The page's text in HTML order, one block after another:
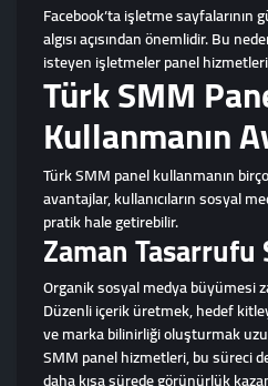
Facebook’ta işletme
algısı açısından önemlidir. Bu
isteyen işletmeler panel
Türk SMM
Kullanmanın
Türk SMM panel kullanmanın
avantajlar, kullanıcıların sosyal
pratik hale getirebilir.
Zaman Tasarrufu
Organik sosyal medya büyümesi
Düzenli içerik üretmek, hedef
ve marka bilinirliği oluşturmak
SMM panel hizmetleri, bu süreci